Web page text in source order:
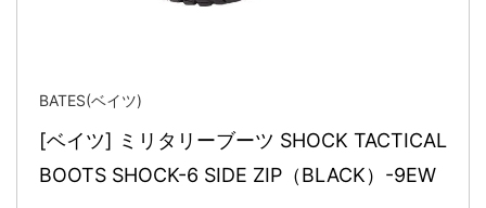
BATES(ベイツ)
[ベイツ] ミリタリーブーツ SHOCK TACTICAL
BOOTS SHOCK-6 SIDE ZIP（BLACK）-9EW